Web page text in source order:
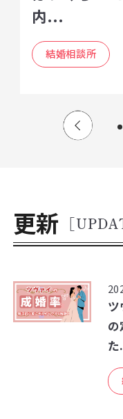
内...
結婚相談所
更新
た